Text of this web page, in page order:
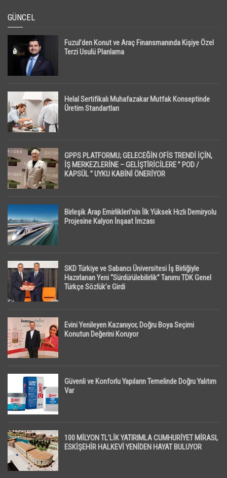
GÜNCEL
Fuzul’den Konut ve Araç Finansmanında Kişiye Özel
Terzi Usulü Planlama
Helal Sertifikalı Muhafazakar Mutfak Konseptinde
Üretim Standartları
GPPS PLATFORMU; GELECEĞİN OFİS TRENDİ İÇİN,
İŞ MERKEZLERİNE – GELİŞTİRİCİLERE ” POD /
KAPSÜL ” UYKU KABİNİ ÖNERİYOR
Birleşik Arap Emirlikleri’nin İlk Yüksek Hızlı Demiryolu
Projesine Kalyon İnşaat İmzası
SKD Türkiye ve Sabancı Üniversitesi İş Birliğiyle
Hazırlanan Yeni “Sürdürülebilirlik” Tanımı TDK Genel
Türkçe Sözlük’e Girdi
Evini Yenileyen Kazanıyor, Doğru Boya Seçimi
Konutun Değerini Koruyor
Güvenli ve Konforlu Yapıların Temelinde Doğru Yalıtım
Var
100 MİLYON TL’LİK YATIRIMLA CUMHURİYET MİRASI,
ESKİŞEHİR HALKEVİ YENİDEN HAYAT BULUYOR